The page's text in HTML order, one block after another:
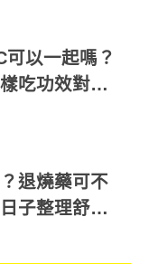
可以一起嗎？
吃功效對人
退燒藥可不
子整理舒緩